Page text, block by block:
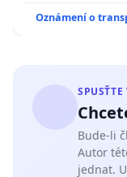
Oznámení o
Bude-li
Autor
jednat.